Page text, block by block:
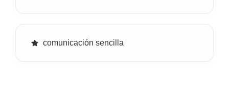
comunicación sencilla